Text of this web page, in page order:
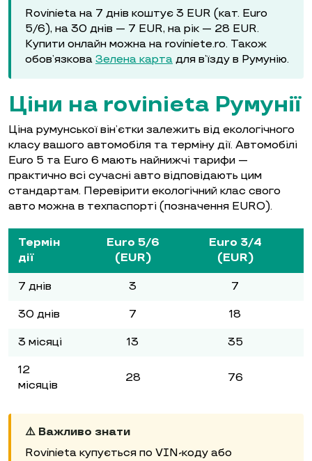
Rovinieta на 7 днів коштує 3 EUR (кат. Euro
5/6), на 30 днів — 7 EUR, на рік — 28 EUR.
Купити онлайн можна на roviniete.ro. Також
обов’язкова Зелена карта для в’їзду в Румунію.
Ціни на rovinieta Румунії
Ціна румунської він’єтки залежить від екологічного
класу вашого автомобіля та терміну дії. Автомобілі
Euro 5 та Euro 6 мають найнижчі тарифи —
практично всі сучасні авто відповідають цим
стандартам. Перевірити екологічний клас свого
авто можна в техпаспорті (позначення EURO).
Термін
дії
Euro 5/6
(EUR)
Euro 3/4
(EUR)
7 днів 3 7
30 днів 7 18
3 місяці 13 35
12
місяців
28 76
⚠️ Важливо знати
Rovinieta купується по VIN-коду або